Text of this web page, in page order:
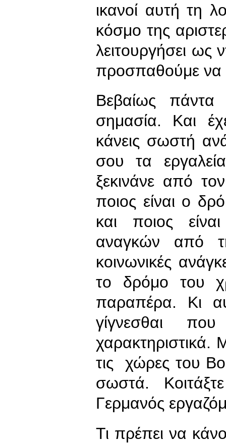
ικανοί αυτή τη
κόσμο της
λειτουργήσει ως
προσπαθούμε να
Βεβαίως
σημασία. Και
κάνεις σωστή
σου τα
ξεκινάνε από
ποιος είναι ο
και ποιος
αναγκών από
κοινωνικές
το δρόμο του
παραπέρα. Κι
γίγνεσθαι
χαρακτηριστικά.
τις χώρες του
σωστά.
Γερμανός
Τι πρέπει να